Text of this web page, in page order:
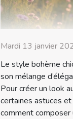
Mardi 13 janvier
Le style bohème
son mélange
Pour créer un look
certaines astuces
comment composer